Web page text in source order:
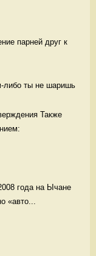
парней друг к
Также
года на Ычане
«авто...